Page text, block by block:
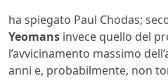
ha spiegato Paul Chodas;
Yeomans invece quello del
l’avvicinamento massimo
anni e, probabilmente, non